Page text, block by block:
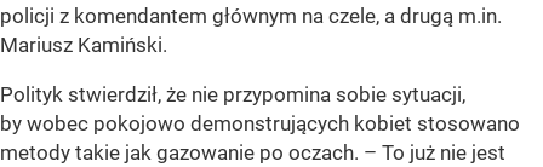
policji z komendantem głównym na czele, a drugą m.in.
Mariusz Kamiński.
Polityk stwierdził, że nie przypomina sobie sytuacji,
by wobec pokojowo demonstrujących kobiet stosowano
metody takie jak gazowanie po oczach. – To już nie jest